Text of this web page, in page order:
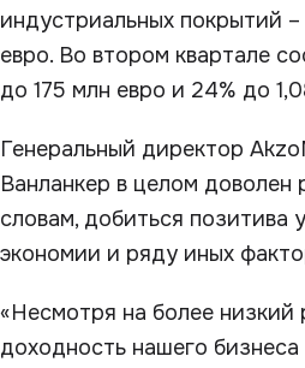
индустриальных покрытий
евро. Во втором квартале
до 175 млн евро и 24% до
Генеральный директор
Ванланкер в целом доволен
словам, добиться позитива
экономии и ряду иных
«Несмотря на более низкий
доходность нашего